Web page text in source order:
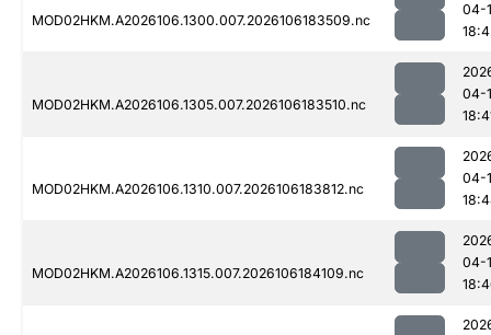
MOD02HKM.A2026106.1300.007.2026106183509.nc
04-
MOD02HKM.A2026106.1305.007.2026106183510.nc
04-
MOD02HKM.A2026106.1310.007.2026106183812.nc
04-
MOD02HKM.A2026106.1315.007.2026106184109.nc
04-